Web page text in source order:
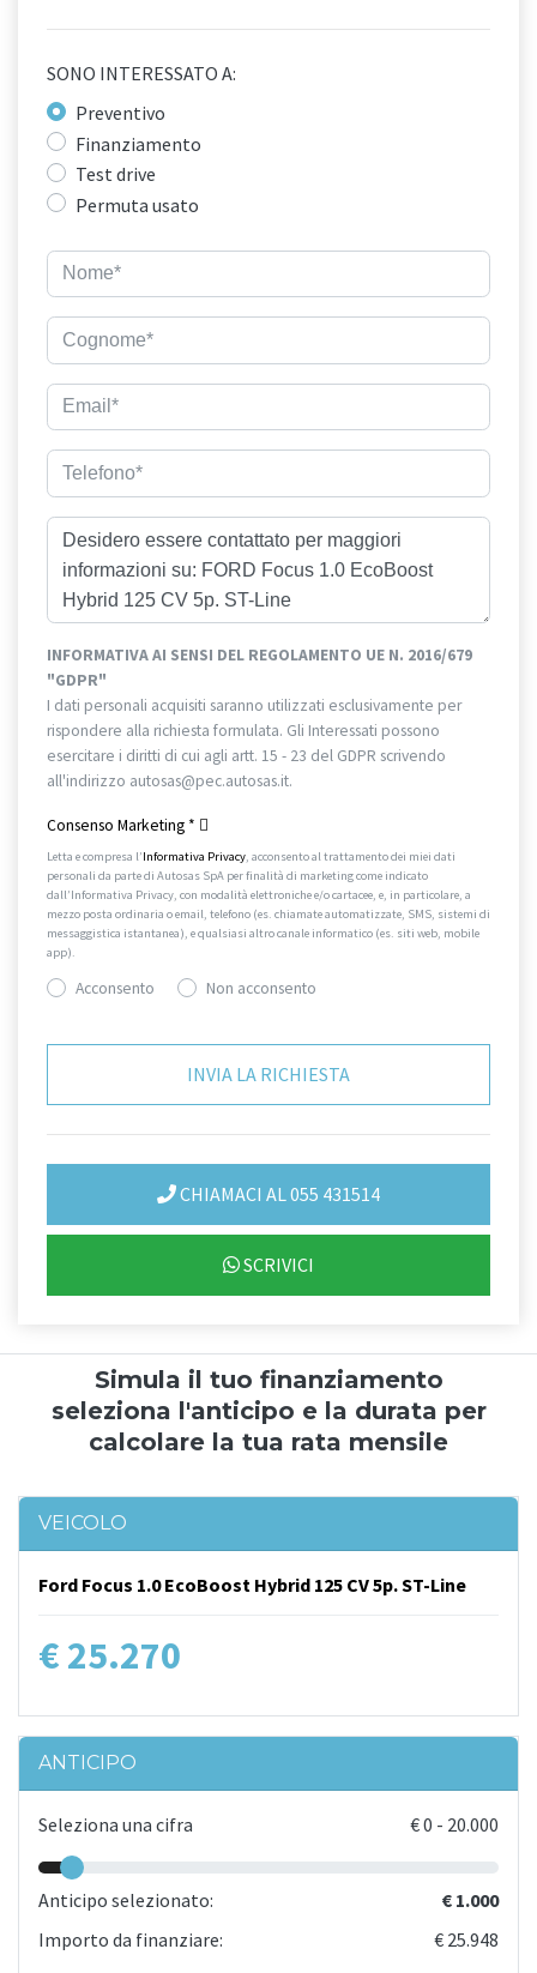
SONO INTERESSATO A:
Preventivo
Finanziamento
Test drive
Permuta usato
INFORMATIVA AI SENSI DEL REGOLAMENTO UE N. 2016/679
"GDPR"
I dati personali acquisiti saranno utilizzati esclusivamente per
rispondere alla richiesta formulata. Gli Interessati possono
esercitare i diritti di cui agli artt. 15 - 23 del GDPR scrivendo
all'indirizzo autosas@pec.autosas.it.
Consenso Marketing *
Letta e compresa l’Informativa Privacy, acconsento al trattamento dei miei dati
personali da parte di Autosas SpA per finalità di marketing come indicato
dall’Informativa Privacy, con modalità elettroniche e/o cartacee, e, in particolare, a
mezzo posta ordinaria o email, telefono (es. chiamate automatizzate, SMS, sistemi di
messaggistica istantanea), e qualsiasi altro canale informatico (es. siti web, mobile
app).
Acconsento Non acconsento
CHIAMACI AL 055 431514
SCRIVICI
Simula il tuo finanziamento
seleziona l'anticipo e la durata per
calcolare la tua rata mensile
VEICOLO
Ford Focus 1.0 EcoBoost Hybrid 125 CV 5p. ST-Line
€ 25.270
ANTICIPO
Seleziona una cifra €0 - 20.000
Anticipo selezionato:
€ 1.000
Importo da finanziare:
€ 25.948